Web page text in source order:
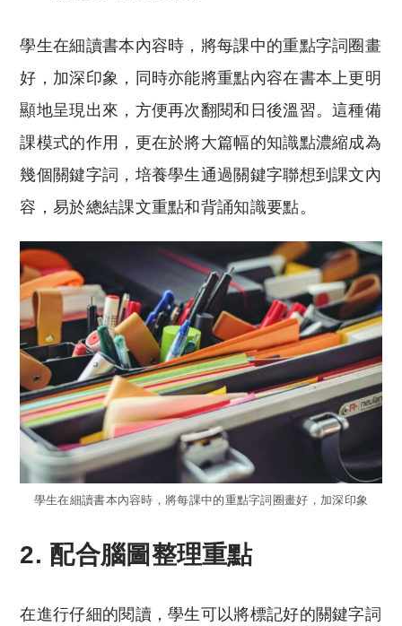
學生在細讀書本內容時，將每課中的重點字詞圈畫
好，加深印象，同時亦能將重點內容在書本上更明
顯地呈現出來，方便再次翻閱和日後溫習。這種備
課模式的作用，更在於將大篇幅的知識點濃縮成為
幾個關鍵字詞，培養學生通過關鍵字聯想到課文內
容，易於總結課文重點和背誦知識要點。
學生在細讀書本內容時，將每課中的重點字詞圈畫好，加深印象
2. 配合腦圖整理重點
在進行仔細的閱讀，學生可以將標記好的關鍵字詞